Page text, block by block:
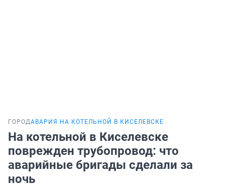
ГОРОДАВАРИЯ НА КОТЕЛЬНОЙ В КИСЕЛЕВСКЕ
На котельной в Киселевске
поврежден трубопровод: что
аварийные бригады сделали за
ночь